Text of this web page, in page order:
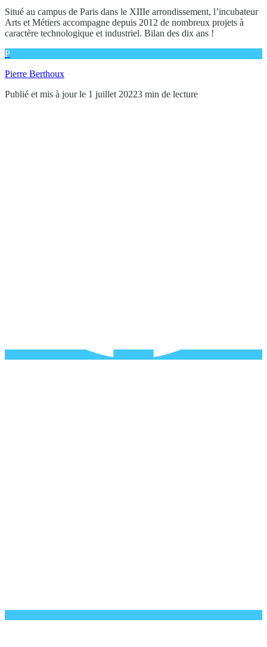
Situé au campus de Paris dans le XIIIe arrondissement, l’incubateur
Arts et Métiers accompagne depuis 2012 de nombreux projets à
caractère technologique et industriel. Bilan des dix ans !
P
Pierre Berthoux
Publié et mis à jour le 1 juillet 20223 min de lecture